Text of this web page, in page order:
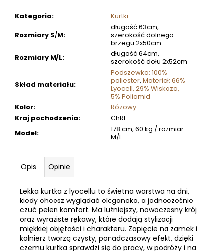
Kategoria:
Kurtki
Rozmiary S/M:
długość 63cm,
szerokość dolnego
brzegu 2x50cm
Rozmiary M/L:
długość 64cm,
szerokość dołu 2x52cm
Skład materiału:
Podszewka: 100%
poliester, Materiał: 66%
Lyocell, 29% Wiskoza,
5% Poliamid
Kolor:
Różowy
Kraj pochodzenia:
ChRL
Model:
178 cm, 60 kg / rozmiar
M/L
Opis Opinie
Lekka kurtka z lyocellu to świetna warstwa na dni,
kiedy chcesz wyglądać elegancko, a jednocześnie
czuć pełen komfort. Ma luźniejszy, nowoczesny krój
oraz wyraziste rękawy, które dodają stylizacji
miękkiej objętości i charakteru. Zapięcie na zamek i
kołnierz tworzą czysty, ponadczasowy efekt, dzięki
czemu kurtka sprawdzi się do pracy, w podróży i na